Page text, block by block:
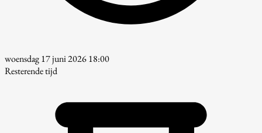
woensdag 17 juni 2026 18:00
Resterende tijd